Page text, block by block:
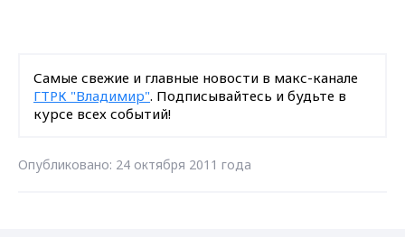
Самые свежие и главные новости в макс-канале
ГТРК "Владимир". Подписывайтесь и будьте в
курсе всех событий!
Опубликовано: 24 октября 2011 года